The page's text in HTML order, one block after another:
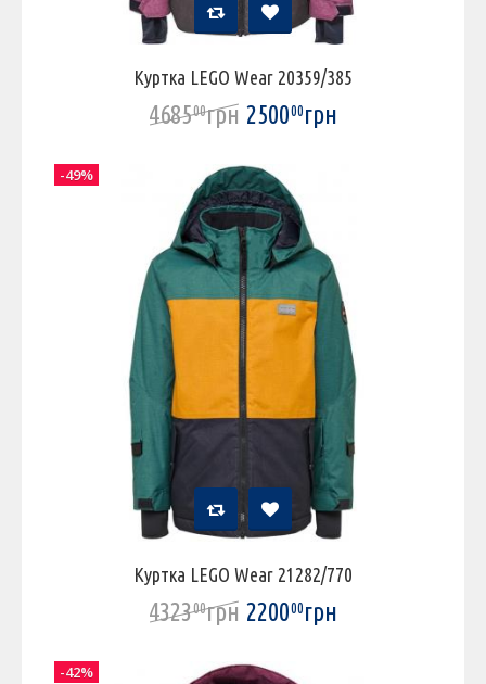
Куртка LEGO Wear 20359/385
468500грн 250000грн
Куртка LEGO Wear 21282/770
432300грн 220000грн
-49%
-42%